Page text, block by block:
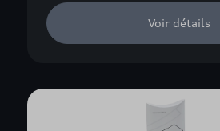
Voir détails